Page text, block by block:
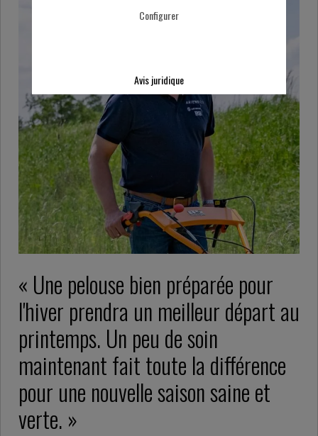
« Une pelouse bien préparée pour
l'hiver prendra un meilleur départ au
printemps. Un peu de soin
maintenant fait toute la différence
pour une nouvelle saison saine et
verte. »
Configurer
Avis juridique